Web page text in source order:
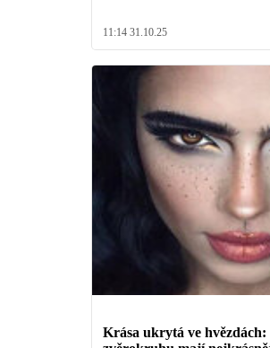
11:14 31.10.25
Krása ukrytá ve hvězdách: